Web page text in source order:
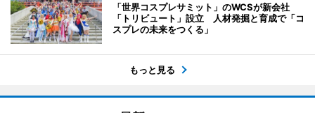
「世界コスプレサミット」のWCSが新会社
「トリビュート」設立 人材発掘と育成で「コ
スプレの未来をつくる」
もっと見る